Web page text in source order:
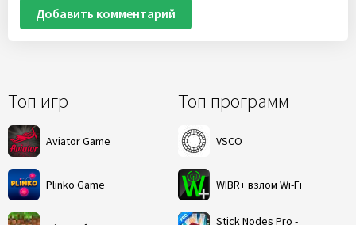
Топ игр
Aviator Game
Plinko Game
Топ программ
VSCO
WIBR+ взлом Wi-Fi
Stick Nodes Pro -
Добавить комментарий